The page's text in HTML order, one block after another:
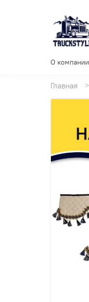
О компании
Главная